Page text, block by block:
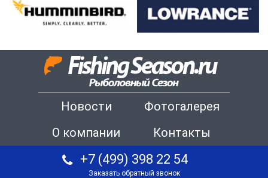
Новости
Фотогалерея
О компании
Контакты
+7 (499) 398 22 54
Заказать обратный звонок